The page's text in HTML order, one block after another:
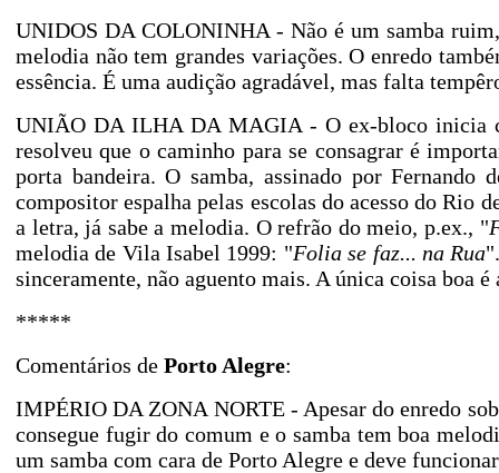
UNIDOS DA COLONINHA - Não é um samba
melodia não tem grandes variações. O enredo
essência. É uma audição agradável, mas falta
UNIÃO DA ILHA DA MAGIA - O ex-bloco inicia
resolveu que o caminho para se consagrar é
porta bandeira. O samba, assinado por
compositor espalha pelas escolas do acesso do Rio
a letra, já sabe a melodia. O refrão do meio, p.ex., "
melodia de Vila Isabel 1999: "Folia se faz... na Rua
sinceramente, não aguento mais. A única coisa boa
*****
Comentários de Porto Alegre:
IMPÉRIO DA ZONA NORTE - Apesar do enredo
consegue fugir do comum e o samba tem boa
um samba com cara de Porto Alegre e deve